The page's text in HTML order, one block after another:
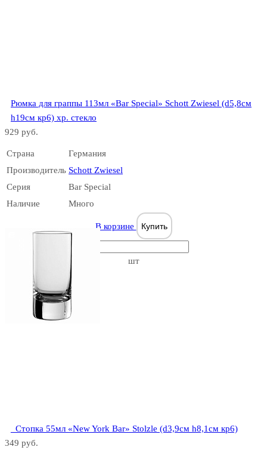
Gloria
Рюмка для граппы 113мл «Bar Special» Schott Zwiesel (d5,8см
h19см кр6) хр. стекло
929 руб.
Страна
Германия
Производитель Schott Zwiesel
Серия
Bar Special
Наличие
Много
В корзине Купить
шт
_Стопка 55мл «New York Bar» Stolzle (d3,9см h8,1см кр6)
349 руб.